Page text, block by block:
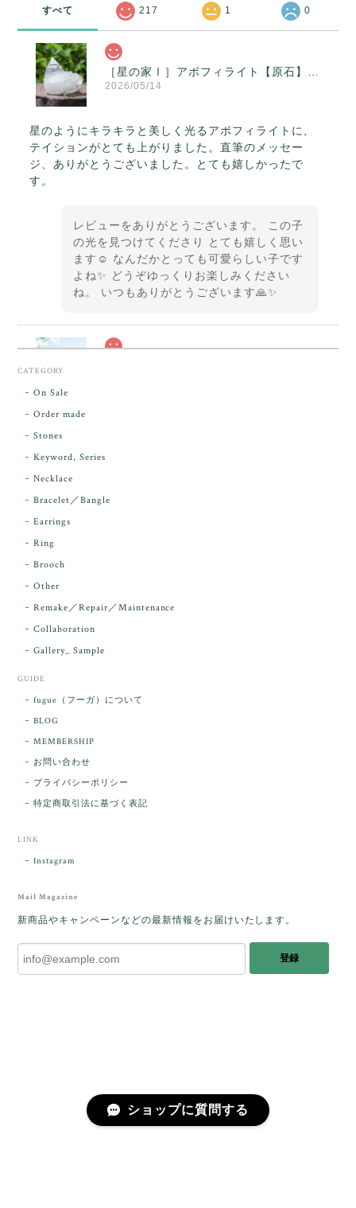
すべて 217 1 0
［星の家Ⅰ］アポフィライト【原石】O300-314
2026/05/14
星のようにキラキラと美しく光るアポフィライトに、
テイションがとても上がりました。直筆のメッセー
ジ、ありがとうございました。とても嬉しかったで
す。
レビューをありがとうございます。 この子
の光を見つけてくださり とても嬉しく思い
ます☺️ なんだかとっても可愛らしい子です
よね✨ どうぞゆっくりお楽しみください
ね。 いつもありがとうございます🙏✨
ンダラで感動しました。素敵な箱と和紙で石を包んで
下さり、ありがとうございました。
レビューをありがとうございます。 実物を
こそ この度は誠にありがとうございまし
た人に幸せが訪れる」という言い伝えがあるケサラン
パサラン。とっても素敵です。メッセージでは色々記
憶違いもありましたが、またいつかお会いして楽しい
した。
をあたたかく迎え入れてくださり とても嬉
しく思います。 この石のふわりとした光を
ランパサラン」でした。これからはT様の
傍で そっと見守ってくれるのではないかな
2025/10/03
CATEGORY
On Sale
Order made
Stones
Keyword, Series
Necklace
Bracelet／Bangle
Earrings
Ring
Brooch
Other
Remake／Repair／Maintenance
Collaboration
Gallery_ Sample
GUIDE
fugue（フーガ）について
BLOG
MEMBERSHIP
お問い合わせ
プライバシーポリシー
特定商取引法に基づく表記
LINK
Instagram
Mail Magazine
新商品やキャンペーンなどの最新情報をお届けいたします。
登録
ショップに質問する